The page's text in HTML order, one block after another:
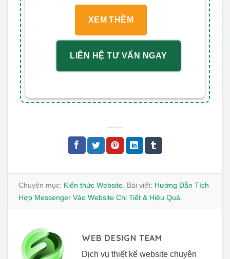
XEM THÊM
LIÊN HỆ TƯ VẤN NGAY
Chuyên mục: Kiến thức Website . Bài viết: Hướng Dẫn Tích
Hợp Messenger Vào Website Chi Tiết & Hiệu Quả
WEB DESIGN TEAM
Dịch vụ thiết kế website chuyên